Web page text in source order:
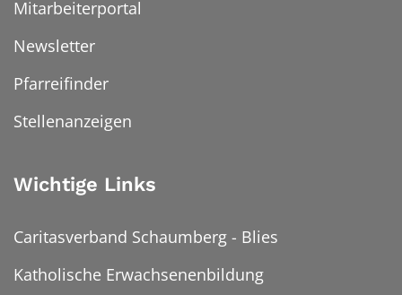
Mitarbeiterportal
Newsletter
Pfarreifinder
Stellenanzeigen
Wichtige Links
Caritasverband Schaumberg - Blies
Katholische Erwachsenenbildung